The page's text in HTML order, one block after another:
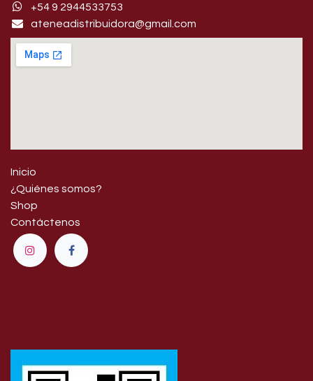
+54 9 29445​33753
ateneadistribuidora@gmail.com
Inicio
¿Quiénes somos?
Shop
Contáctenos